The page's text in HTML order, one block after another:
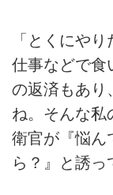
「とくにや
仕事などで食
の返済もあり
ね。そんな私
衛官が『悩ん
ら？』と誘っ